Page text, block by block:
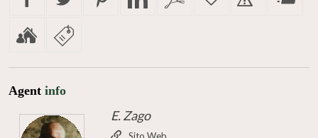
Agentinfo
E. Zago
Sito Web